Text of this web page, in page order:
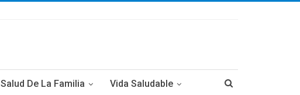
Salud De La Familia Vida Saludable